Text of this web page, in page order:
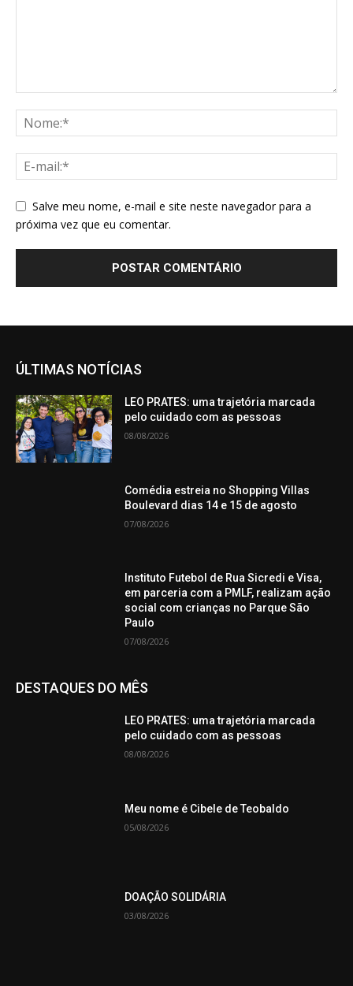
Salve meu nome, e-mail e site neste navegador para a
próxima vez que eu comentar.
ÚLTIMAS NOTÍCIAS
LEO PRATES: uma trajetória marcada
pelo cuidado com as pessoas
08/08/2026
Comédia estreia no Shopping Villas
Boulevard dias 14 e 15 de agosto
07/08/2026
Instituto Futebol de Rua Sicredi e Visa,
em parceria com a PMLF, realizam ação
social com crianças no Parque São
Paulo
07/08/2026
DESTAQUES DO MÊS
LEO PRATES: uma trajetória marcada
pelo cuidado com as pessoas
08/08/2026
Meu nome é Cibele de Teobaldo
05/08/2026
DOAÇÃO SOLIDÁRIA
03/08/2026